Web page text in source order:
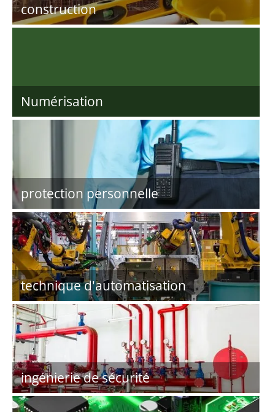
construction
Numérisation
protection personnelle
technique d'automatisation
ingénierie de sécurité